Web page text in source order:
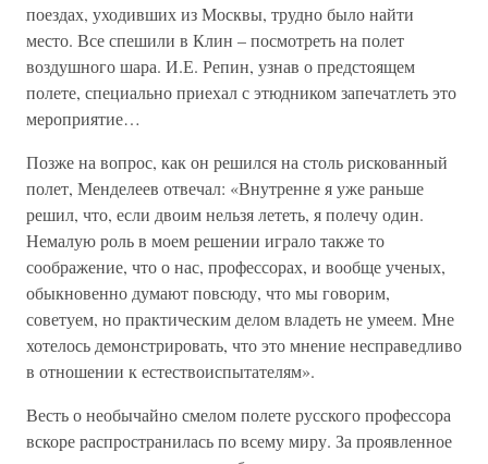
поездах, уходивших из Москвы, трудно было найти
место. Все спешили в Клин – посмотреть на полет
воздушного шара. И.Е. Репин, узнав о предстоящем
полете, специально приехал с этюдником запечатлеть это
мероприятие…
Позже на вопрос, как он решился на столь рискованный
полет, Менделеев отвечал: «Внутренне я уже раньше
решил, что, если двоим нельзя лететь, я полечу один.
Немалую роль в моем решении играло также то
соображение, что о нас, профессорах, и вообще ученых,
обыкновенно думают повсюду, что мы говорим,
советуем, но практическим делом владеть не умеем. Мне
хотелось демонстрировать, что это мнение несправедливо
в отношении к естествоиспытателям».
Весть о необычайно смелом полете русского профессора
вскоре распространилась по всему миру. За проявленное